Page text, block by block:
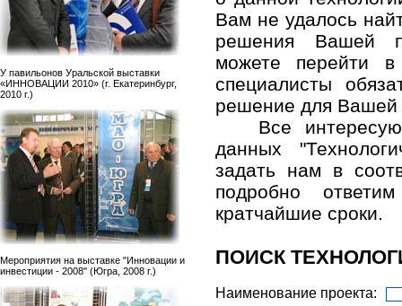
Вам не удалось
решения Вашей
можете перейти
специалисты
решение для Вашей
Все
данных
задать нам в
подробно
кратчайшие сроки.
ПОИСК
Наименование проекта:
У павильонов Уральской выставки
«ИННОВАЦИИ 2010» (г. Екатеринбург,
2010 г.)
Мероприятия на выставке "Инновации и
инвестиции - 2008" (Югра, 2008 г.)